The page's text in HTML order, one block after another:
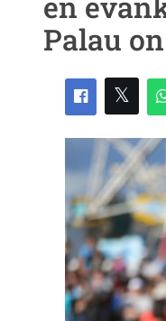
Palau